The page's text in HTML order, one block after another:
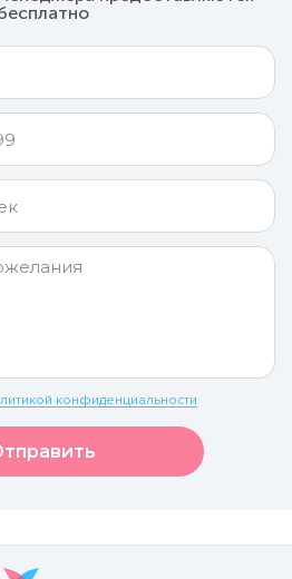
конфиденциальности